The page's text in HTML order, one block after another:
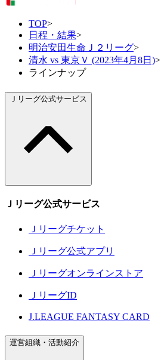
TOP>
日程・結果>
明治安田生命Ｊ２リーグ>
清水 vs 東京Ｖ (2023年4月8日)>
ラインナップ
Ｊリーグ公式サービス
Ｊリーグ公式サービス
Ｊリーグチケット
Ｊリーグ公式アプリ
Ｊリーグオンラインストア
ＪリーグID
J.LEAGUE FANTASY CARD
運営組織・活動紹介